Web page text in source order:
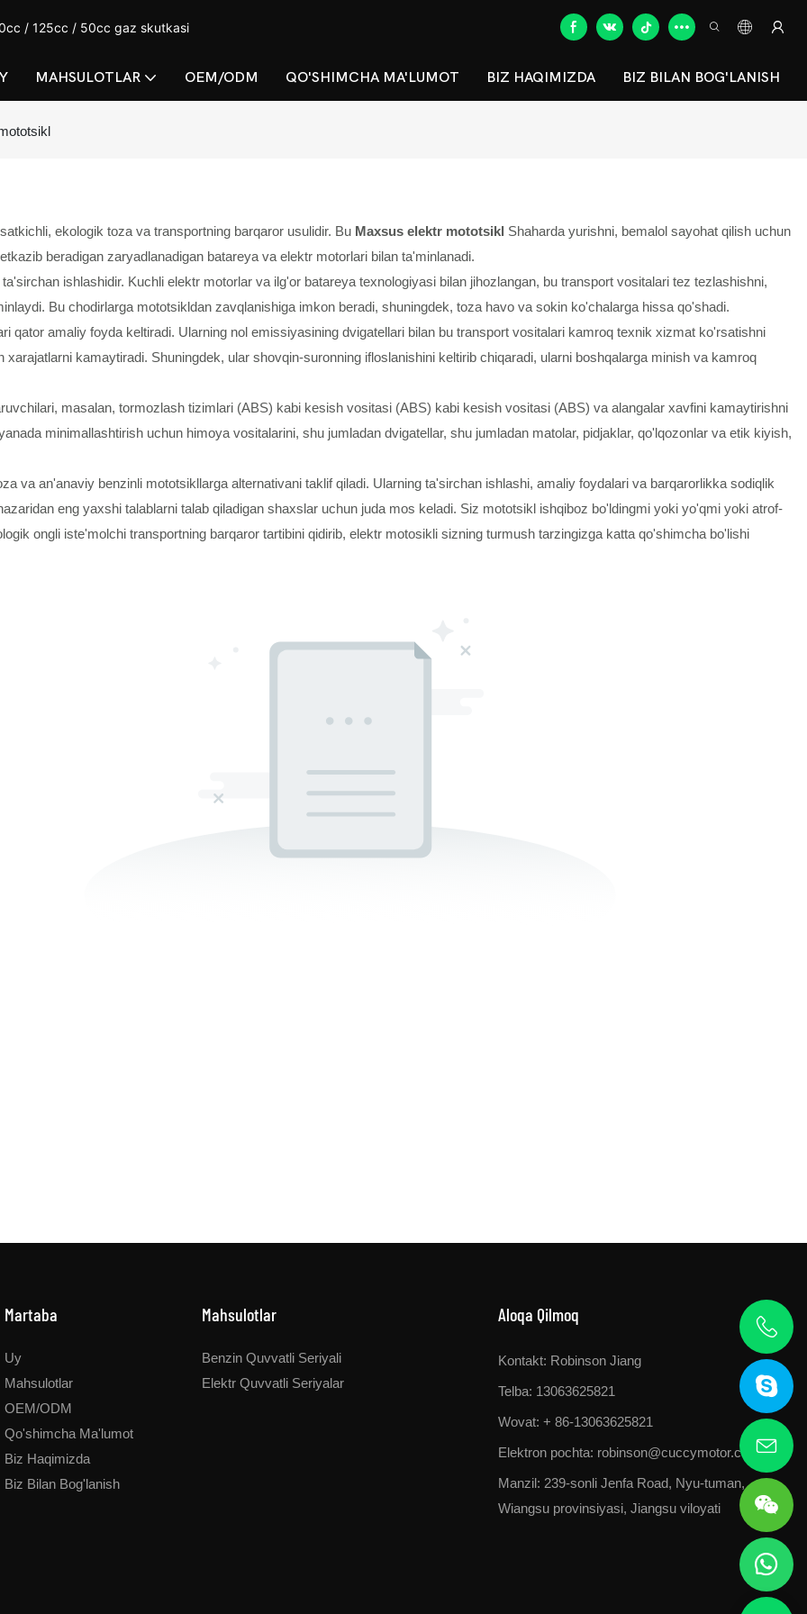
/ 125cc / 50cc gaz skutkasi
MAHSULOTLAR OEM/ODM QO'SHIMCHA MA'LUMOT BIZ HAQIMIZDA BIZ BILAN BOG'LANISH
ekologik toza va transportning barqaror usulidir. Bu Maxsus elektr mototsikl Shaharda yurishni, bemalol sayohat qilish uchun
beradigan zaryadlanadigan batareya va elektr motorlari bilan ta'minlanadi.
ishlashidir. Kuchli elektr motorlar va ilg'or batareya texnologiyasi bilan jihozlangan, bu transport vositalari tez tezlashishni,
Bu chodirlarga mototsikldan zavqlanishiga imkon beradi, shuningdek, toza havo va sokin ko'chalarga hissa qo'shadi.
qator amaliy foyda keltiradi. Ularning nol emissiyasining dvigatellari bilan bu transport vositalari kamroq texnik xizmat ko'rsatishni
kamaytiradi. Shuningdek, ular shovqin-suronning ifloslanishini keltirib chiqaradi, ularni boshqalarga minish va kamroq
masalan, tormozlash tizimlari (ABS) kabi kesish vositasi (ABS) kabi kesish vositasi (ABS) va alangalar xavfini kamaytirishni
minimallashtirish uchun himoya vositalarini, shu jumladan dvigatellar, shu jumladan matolar, pidjaklar, qo'lqozonlar va etik kiyish,
va an'anaviy benzinli mototsikllarga alternativani taklif qiladi. Ularning ta'sirchan ishlashi, amaliy foydalari va barqarorlikka sodiqlik
eng yaxshi talablarni talab qiladigan shaxslar uchun juda mos keladi. Siz mototsikl ishqiboz bo'ldingmi yoki yo'qmi yoki atrof-
ongli iste'molchi transportning barqaror tartibini qidirib, elektr motosikli sizning turmush tarzingizga katta qo'shimcha bo'lishi
Martaba
Uy
Mahsulotlar
OEM/ODM
Qo'shimcha Ma'lumot
Biz Haqimizda
Biz Bilan Bog'lanish
Mahsulotlar
Benzin Quvvatli Seriyali
Elektr Quvvatli Seriyalar
Aloqa Qilmoq
Kontakt: Robinson Jiang
Telba: 13063625821
Wovat: + 86-13063625821
Elektron pochta: robinson@cuccymotor.com
Manzil: 239-sonli Jenfa Road, Nyu-tuman,
Wiangsu provinsiyasi, Jiangsu viloyati